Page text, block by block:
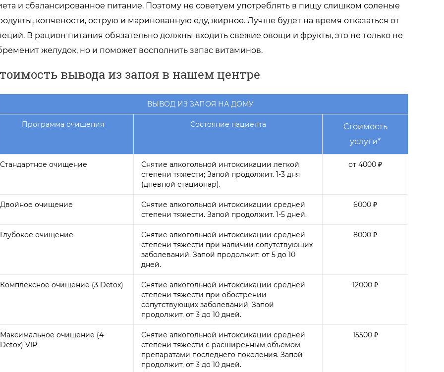
и сбалансированное питание. Поэтому не советуем употреблять в пищу слишком соленые
копчености, острую и маринованную еду, жирное. Лучше будет на время отказаться от
В рацион питания обязательно должны входить свежие овощи и фрукты, это не только не
желудок, но и поможет восполнить запас витаминов.
вывода из запоя в нашем центре
ВЫВОД ИЗ ЗАПОЯ НА ДОМУ
Программа очищения Состояние пациента
Стоимость
услуги*
Стандартное очищение
Снятие алкогольной интоксикации легкой
степени тяжести; Запой продолжит. 1-3 дня
(дневной стационар).
от 4000 ₽
Двойное очищение
Снятие алкогольной интоксикации средней
степени тяжести. Запой продолжит. 1-5 дней.
6000 ₽
Глубокое очищение
Снятие алкогольной интоксикации средней
степени тяжести при наличии сопутствующих
заболеваний. Запой продолжит. от 5 до 10
дней.
8000 ₽
Комплексное очищение (3 Detox)
Снятие алкогольной интоксикации средней
степени тяжести при обострении
сопутствующих заболеваний. Запой
продолжит. от 3 до 10 дней.
12000 ₽
Максимальное очищение (4
Detox) VIP
Снятие алкогольной интоксикации средней
степени тяжести с расширенным объёмом
препаратами последнего поколения. Запой
продолжит. от 3 до 10 дней.
15500 ₽